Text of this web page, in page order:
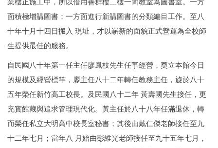
業樓正施工中，所以借用善群樓二樓一間教室為圖書室。一方
面積極增購圖書；一方面進行新購圖書的分類編目工作。至八
十年十月十四日搬入 現址，才以嶄新的面貌正式營運為全校師
生提供最佳的服務。
自民國八十年第一任主任廖鳳枝先生任事經營，奠立本館今日
的規模及經營標竿，廖主任八十二年轉任教務主任，旋於八十
五年榮任新竹高工校長。及民國八十二年 黃壽國先生接任，更
充實館藏與追求管理現代化。黃主任於八十八年任滿退休，轉
而榮任私立大明高中校長室秘書；其後由戴仁傑老師接任至九
十二年七月；當年八 月始由彭維光老師接任至九十五年七月，